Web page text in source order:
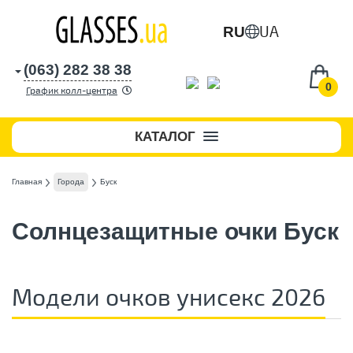
RU UA
0
(063) 282 38 38
График колл-центра
КАТАЛОГ
Главная Города Буск
Солнцезащитные очки Буск
Модели очков унисекс 2026